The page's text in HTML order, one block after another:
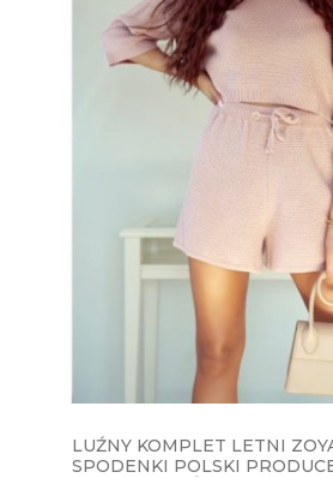
LUŹNY KOMPLET LETNI
SPODENKI POLSKI